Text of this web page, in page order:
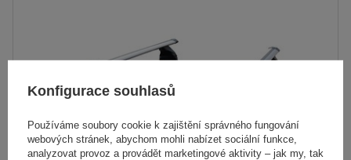
Konfigurace souhlasů
Používáme soubory cookie k zajištění správného fungování
webových stránek, abychom mohli nabízet sociální funkce,
analyzovat provoz a provádět marketingové aktivity – jak my, tak